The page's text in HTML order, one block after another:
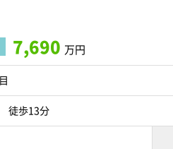
7,690 万円
徒歩13分